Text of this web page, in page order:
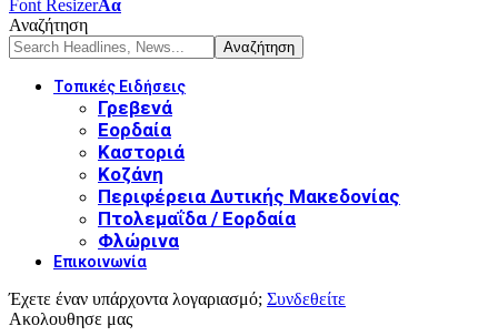
Font ResizerΑα
Αναζήτηση
Τοπικές Ειδήσεις
Γρεβενά
Εορδαία
Καστοριά
Κοζάνη
Περιφέρεια Δυτικής Μακεδονίας
Πτολεμαΐδα / Εορδαία
Φλώρινα
Επικοινωνία
Έχετε έναν υπάρχοντα λογαριασμό; Συνδεθείτε
Ακολουθησε μας